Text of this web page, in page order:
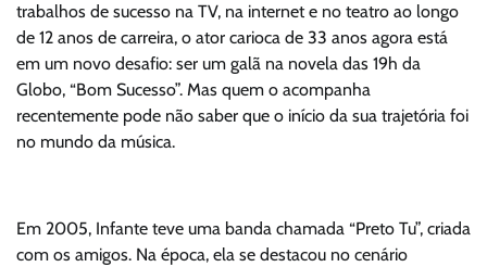
trabalhos de sucesso na TV, na internet e no teatro ao longo
de 12 anos de carreira, o ator carioca de 33 anos agora está
em um novo desafio: ser um galã na novela das 19h da
Globo, “Bom Sucesso”. Mas quem o acompanha
recentemente pode não saber que o início da sua trajetória foi
no mundo da música.
Em 2005, Infante teve uma banda chamada “Preto Tu”, criada
com os amigos. Na época, ela se destacou no cenário